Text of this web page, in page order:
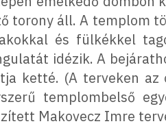
torony áll. A templom
és fülkékkel
idézik. A
ketté. (A terveken
templombelső
Makovecz Imre